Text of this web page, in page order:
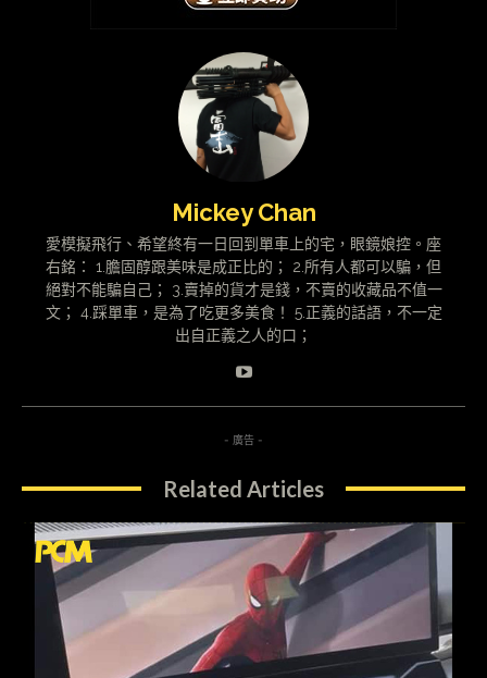
Mickey Chan
愛模擬飛行、希望終有一日回到單車上的宅，眼鏡娘控。座
右銘： 1.膽固醇跟美味是成正比的； 2.所有人都可以騙，但
絕對不能騙自己； 3.賣掉的貨才是錢，不賣的收藏品不值一
文； 4.踩單車，是為了吃更多美食！ 5.正義的話語，不一定
出自正義之人的口；
- 廣告 -
Related Articles